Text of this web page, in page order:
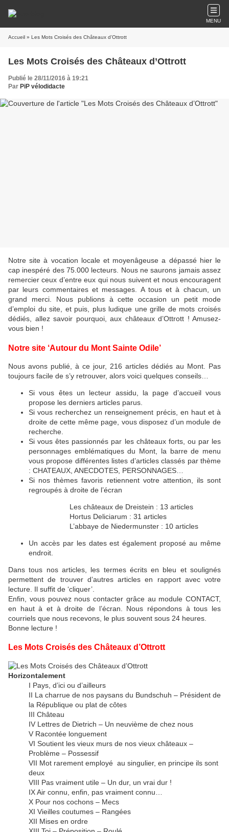
MENU
Accueil » Les Mots Croisés des Châteaux d’Ottrott
Les Mots Croisés des Châteaux d’Ottrott
Publié le 28/11/2016 à 19:21
Par PiP vélodidacte
Notre site à vocation locale et moyenâgeuse a dépassé hier le
cap inespéré des 75.000 lecteurs. Nous ne saurons jamais assez
remercier ceux d’entre eux qui nous suivent et nous encouragent
par leurs commentaires et messages. A tous et à chacun, un
grand merci. Nous publions à cette occasion un petit mode
d’emploi du site, et puis, plus ludique une grille de mots croisés
dédiés, allez savoir pourquoi, aux châteaux d’Ottrott ! Amusez-
vous bien !
Notre site ‘Autour du Mont Sainte Odile’
Nous avons publié, à ce jour, 216 articles dédiés au Mont. Pas
toujours facile de s’y retrouver, alors voici quelques conseils…
Si vous êtes un lecteur assidu, la page d’accueil vous
propose les derniers articles parus.
Si vous recherchez un renseignement précis, en haut et à
droite de cette même page, vous disposez d’un module de
recherche.
Si vous êtes passionnés par les châteaux forts, ou par les
personnages emblématiques du Mont, la barre de menu
vous propose différentes listes d’articles classés par thème
: CHATEAUX, ANECDOTES, PERSONNAGES…
Si nos thèmes favoris retiennent votre attention, ils sont
regroupés à droite de l’écran
Les châteaux de Dreistein : 13 articles
Hortus Deliciarum : 31 articles
L’abbaye de Niedermunster : 10 articles
Un accès par les dates est également proposé au même
endroit.
Dans tous nos articles, les termes écrits en bleu et soulignés
permettent de trouver d’autres articles en rapport avec votre
lecture. Il suffit de ‘cliquer’.
Enfin, vous pouvez nous contacter grâce au module CONTACT,
en haut à et à droite de l’écran. Nous répondons à tous les
courriels que nous recevons, le plus souvent sous 24 heures.
Bonne lecture !
Les Mots Croisés des Châteaux d’Ottrott
Horizontalement
I Pays, d’ici ou d’ailleurs
II La charrue de nos paysans du Bundschuh – Président de
la République ou plat de côtes
III Château
IV Lettres de Dietrich – Un neuvième de chez nous
V Racontée longuement
VI Soutient les vieux murs de nos vieux châteaux –
Problème – Possessif
VII Mot rarement employé au singulier, en principe ils sont
deux
VIII Pas vraiment utile – Un dur, un vrai dur !
IX Air connu, enfin, pas vraiment connu…
X Pour nos cochons – Mecs
XI Vieilles coutumes – Rangées
XII Mises en ordre